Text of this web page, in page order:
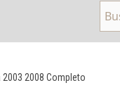
2003 2008 Completo